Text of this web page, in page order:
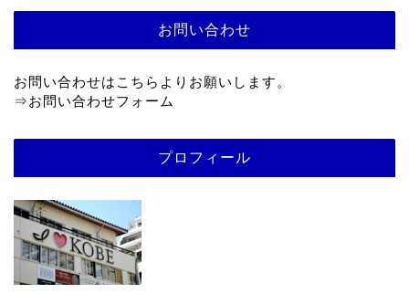
お問い合わせ
お問い合わせはこちらよりお願いします。
⇒お問い合わせフォーム
プロフィール